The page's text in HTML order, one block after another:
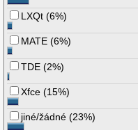
LXQt (6%)
MATE (6%)
TDE (2%)
Xfce (15%)
jiné/žádné (23%)